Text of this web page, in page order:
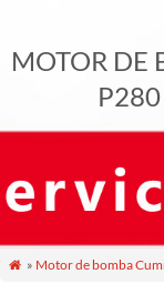
MOTOR DE
 » Motor de bomba